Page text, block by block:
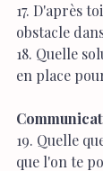
17. D'après
obstacle
18. Quelle
en place
19. Quelle
que l'on te